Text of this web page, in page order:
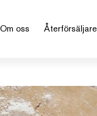
Om oss Återförsäljare